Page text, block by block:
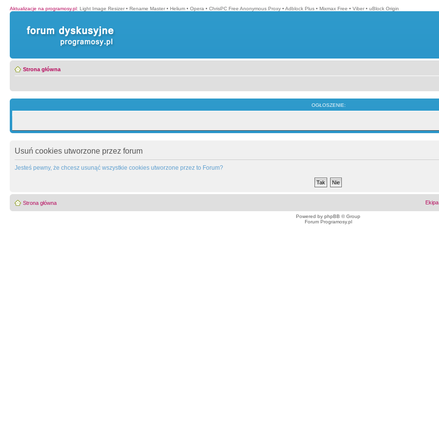
Aktualizacje na programosy.pl: Light Image Resizer • Rename Master • Helium • Opera • ChrisPC Free Anonymous Proxy • Adblock Plus • Mixmax Free • Viber • uBlock Origin
Strona główna
OGŁOSZENIE:
Usuń cookies utworzone przez forum
Jesteś pewny, że chcesz usunąć wszystkie cookies utworzone przez to Forum?
Strona główna Ekipa
Powered by phpBB © Group
Forum Programosy.pl